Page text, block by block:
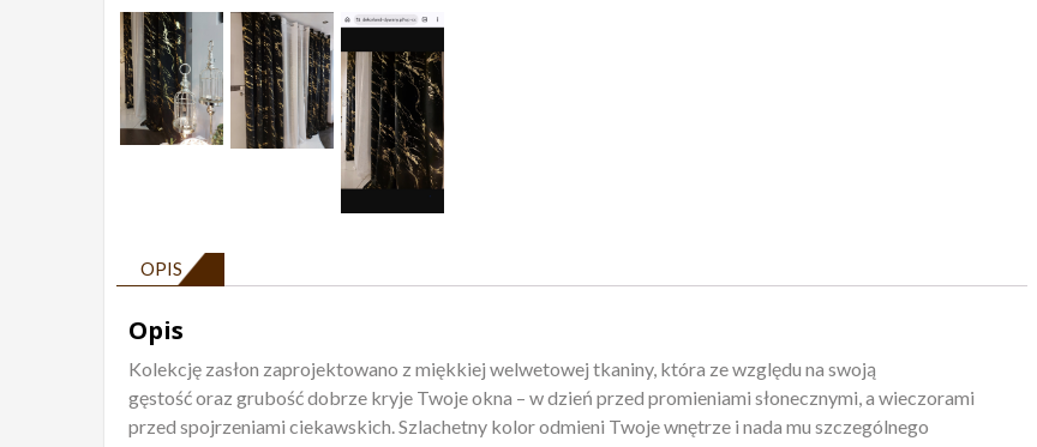
OPIS
Opis
Kolekcję zasłon zaprojektowano z miękkiej welwetowej tkaniny, która ze względu na swoją
gęstość oraz grubość dobrze kryje Twoje okna – w dzień przed promieniami słonecznymi, a wieczorami
przed spojrzeniami ciekawskich. Szlachetny kolor odmieni Twoje wnętrze i nada mu szczególnego